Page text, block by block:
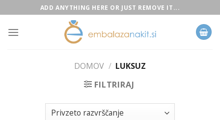
to
content
ADD ANYTHING HERE OR JUST REMOVE IT...
DOMOV / LUKSUZ
FILTRIRAJ